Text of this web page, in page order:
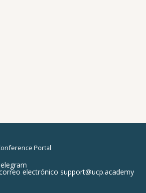
Portal
electrónico support@ucp.academy